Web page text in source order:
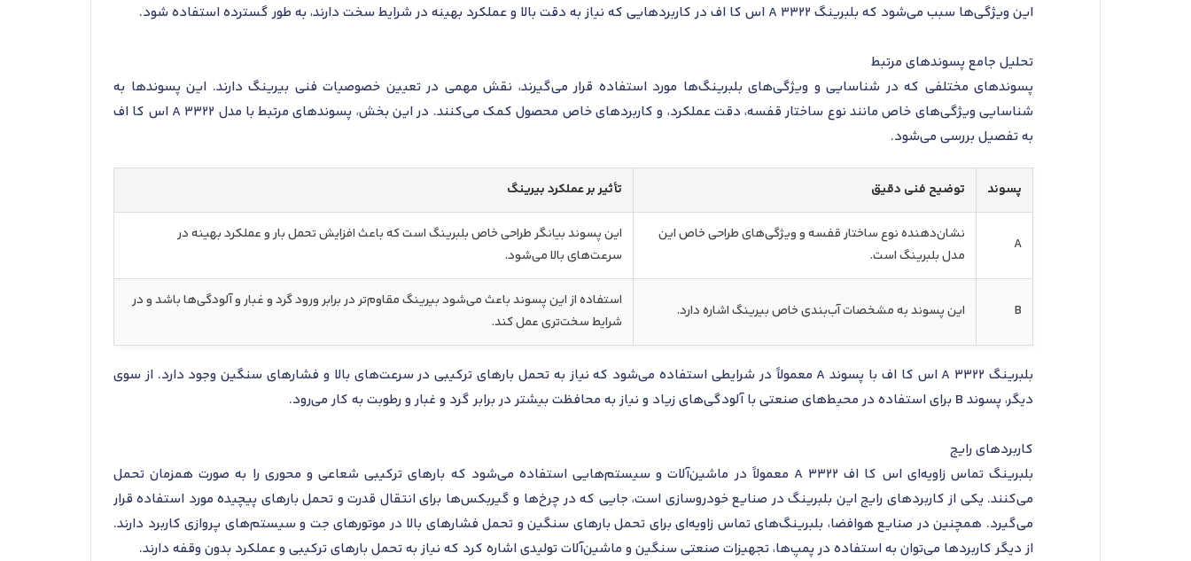
این ویژگی‌ها سبب می‌شود که بلبرینگ 3322 A اس کا اف در کاربردهایی که نیاز به دقت بالا و عملکرد بهینه در شرایط سخت دارند، به طور گسترده استفاده شود.
تحلیل جامع پسوندهای مرتبط
پسوندهای مختلفی که در شناسایی و ویژگی‌های بلبرینگ‌ها مورد استفاده قرار می‌گیرند، نقش مهمی در تعیین خصوصیات فنی بیرینگ دارند. این پسوندها به
شناسایی ویژگی‌های خاص مانند نوع ساختار قفسه، دقت عملکرد، و کاربردهای خاص محصول کمک می‌کنند. در این بخش، پسوندهای مرتبط با مدل 3322 A اس کا اف
به تفصیل بررسی می‌شود.
پسوند توضیح فنی دقیق تأثیر بر عملکرد بیرینگ
A
نشان‌دهنده نوع ساختار قفسه و ویژگی‌های طراحی خاص این
مدل بلبرینگ است.
این پسوند بیانگر طراحی خاص بلبرینگ است که باعث افزایش تحمل بار و عملکرد بهینه در
سرعت‌های بالا می‌شود.
B این پسوند به مشخصات آب‌بندی خاص بیرینگ اشاره دارد.
استفاده از این پسوند باعث می‌شود بیرینگ مقاوم‌تر در برابر ورود گرد و غبار و آلودگی‌ها باشد و در
شرایط سخت‌تری عمل کند.
بلبرینگ 3322 A اس کا اف با پسوند A معمولاً در شرایطی استفاده می‌شود که نیاز به تحمل بارهای ترکیبی در سرعت‌های بالا و فشارهای سنگین وجود دارد. از سوی
دیگر، پسوند B برای استفاده در محیط‌های صنعتی با آلودگی‌های زیاد و نیاز به محافظت بیشتر در برابر گرد و غبار و رطوبت به کار می‌رود.
کاربردهای رایج
بلبرینگ تماس زاویه‌ای اس کا اف 3322 A معمولاً در ماشین‌آلات و سیستم‌هایی استفاده می‌شود که بارهای ترکیبی شعاعی و محوری را به صورت همزمان تحمل
می‌کنند. یکی از کاربردهای رایج این بلبرینگ در صنایع خودروسازی است، جایی که در چرخ‌ها و گیربکس‌ها برای انتقال قدرت و تحمل بارهای پیچیده مورد استفاده قرار
می‌گیرد. همچنین در صنایع هوافضا، بلبرینگ‌های تماس زاویه‌ای برای تحمل بارهای سنگین و تحمل فشارهای بالا در موتورهای جت و سیستم‌های پروازی کاربرد دارند.
از دیگر کاربردها می‌توان به استفاده در پمپ‌ها، تجهیزات صنعتی سنگین و ماشین‌آلات تولیدی اشاره کرد که نیاز به تحمل بارهای ترکیبی و عملکرد بدون وقفه دارند.